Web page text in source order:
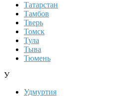
Татарстан
Тамбов
Тверь
Томск
Тула
Тыва
Тюмень
У
Удмуртия